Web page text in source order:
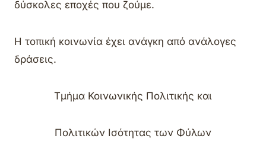
δύσκολες εποχές που ζούμε.
Η τοπική κοινωνία έχει ανάγκη από ανάλογες
δράσεις.
Τμήμα Κοινωνικής Πολιτικής και
Πολιτικών Ισότητας των Φύλων